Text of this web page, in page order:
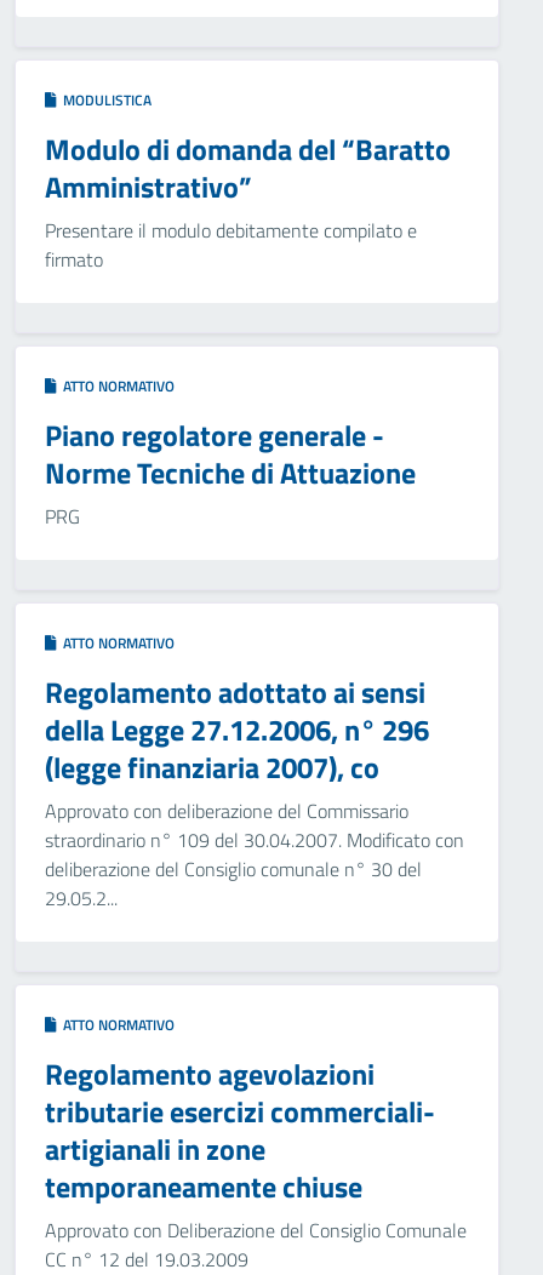
MODULISTICA
Modulo di domanda del “Baratto
Amministrativo”
Presentare il modulo debitamente compilato e
firmato
ATTO NORMATIVO
Piano regolatore generale -
Norme Tecniche di Attuazione
PRG
ATTO NORMATIVO
Regolamento adottato ai sensi
della Legge 27.12.2006, n° 296
(legge finanziaria 2007), co
Approvato con deliberazione del Commissario
straordinario n° 109 del 30.04.2007. Modificato con
deliberazione del Consiglio comunale n° 30 del
29.05.2...
ATTO NORMATIVO
Regolamento agevolazioni
tributarie esercizi commerciali-
artigianali in zone
temporaneamente chiuse
Approvato con Deliberazione del Consiglio Comunale
CC n° 12 del 19.03.2009